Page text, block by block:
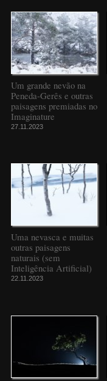
Um grande nevão na
Peneda-Gerês e outras
paisagens premiadas no
Imaginature
27.11.2023
Uma nevasca e muitas
outras paisagens
naturais (sem
Inteligência Artificial)
22.11.2023